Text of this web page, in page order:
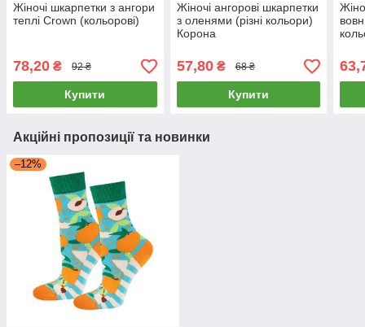
Жіночі шкарпетки з ангори
теплі Crown (кольорові)
78,20 ₴ 92 ₴
Купити
Жіночі ангорові шкарпетки
з оленями (різні кольори)
Корона
57,80₴ 68 ₴
Купити
Акційні пропозиції та новинки
–12%